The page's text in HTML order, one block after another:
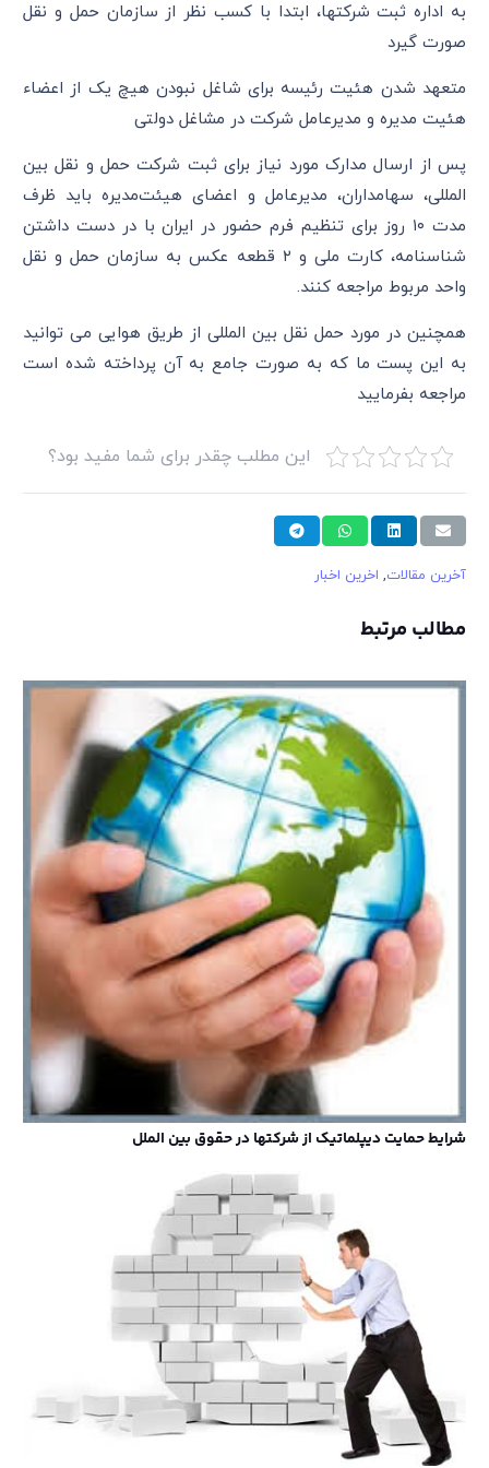
به اداره ثبت شرکتها، ابتدا با کسب نظر از سازمان حمل و نقل
صورت گیرد
متعهد شدن هئیت رئیسه برای شاغل نبودن هیچ یک از اعضاء
هئیت مدیره و مدیرعامل شرکت در مشاغل دولتی
پس از ارسال مدارک مورد نیاز برای ثبت شرکت حمل و نقل بین
المللی، سهامداران، مدیرعامل و اعضای هیئت‌مدیره باید ظرف
مدت ۱۰ روز برای تنظیم فرم حضور در ایران با در دست داشتن
شناسنامه، کارت ملی و ۲ قطعه عکس به سازمان حمل و نقل
واحد مربوط مراجعه کنند.
همچنین در مورد حمل نقل بین المللی از طریق هوایی می توانید
به این پست ما که به صورت جامع به آن پرداخته شده است
مراجعه بفرمایید
این مطلب چقدر برای شما مفید بود؟
آخرین مقالات, اخرین اخبار
مطالب مرتبط
شرایط حمایت دیپلماتیک از شرکتها در حقوق بین الملل